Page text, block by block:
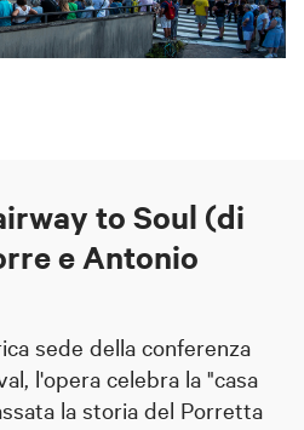
to Soul (di
e Antonio
sede della conferenza
l'opera celebra la "casa
la storia del Porretta